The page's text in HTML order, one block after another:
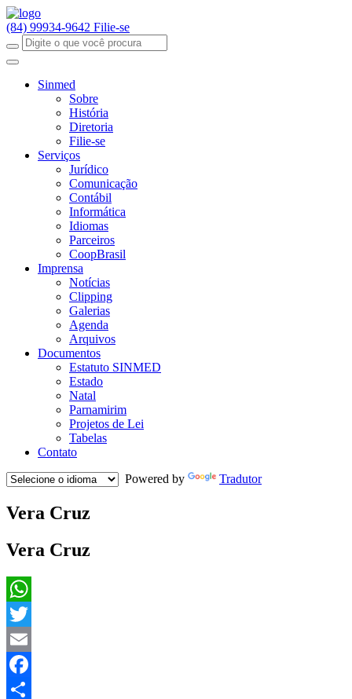
(84) 99934-9642 Filie-se
Sinmed
Sobre
História
Diretoria
Filie-se
Serviços
Jurídico
Comunicação
Contábil
Informática
Idiomas
Parceiros
CoopBrasil
Imprensa
Notícias
Clipping
Galerias
Agenda
Arquivos
Documentos
Estatuto SINMED
Estado
Natal
Parnamirim
Projetos de Lei
Tabelas
Contato
Powered by
Tradutor
Vera Cruz
Vera Cruz
WhatsApp
Twitter
Email
Facebook